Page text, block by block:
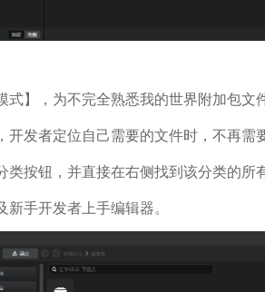
式】，为不完全熟悉我的世界附加包文
开发者定位自己需要的文件时，不再需
类按钮，并直接在右侧找到该分类的所
手开发者上手编辑器。